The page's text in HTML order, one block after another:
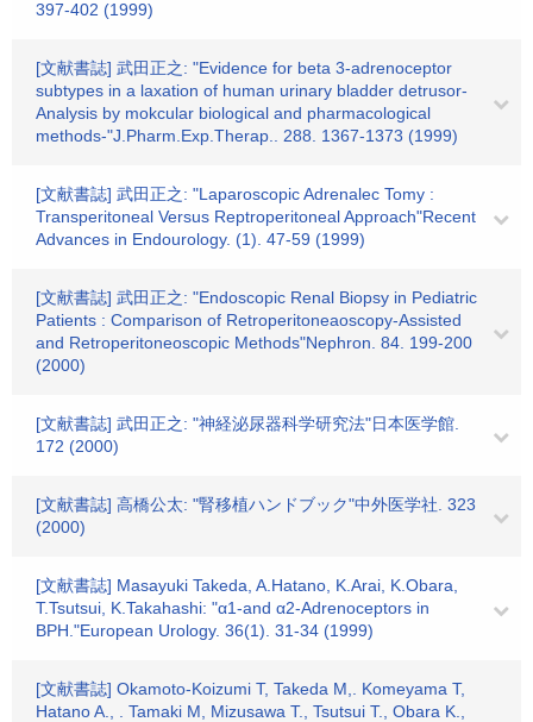
397-402 (1999)
[文献書誌] 武田正之: "Evidence for beta 3-adrenoceptor
subtypes in a laxation of human urinary bladder detrusor-
Analysis by mokcular biological and pharmacological
methods-"J.Pharm.Exp.Therap.. 288. 1367-1373 (1999)
[文献書誌] 武田正之: "Laparoscopic Adrenalec Tomy :
Transperitoneal Versus Reptroperitoneal Approach"Recent
Advances in Endourology. (1). 47-59 (1999)
[文献書誌] 武田正之: "Endoscopic Renal Biopsy in Pediatric
Patients : Comparison of Retroperitoneaoscopy-Assisted
and Retroperitoneoscopic Methods"Nephron. 84. 199-200
(2000)
[文献書誌] 武田正之: "神経泌尿器科学研究法"日本医学館.
172 (2000)
[文献書誌] 高橋公太: "腎移植ハンドブック"中外医学社. 323
(2000)
[文献書誌] Masayuki Takeda, A.Hatano, K.Arai, K.Obara,
T.Tsutsui, K.Takahashi: "α1-and α2-Adrenoceptors in
BPH."European Urology. 36(1). 31-34 (1999)
[文献書誌] Okamoto-Koizumi T, Takeda M,. Komeyama T,
Hatano A., . Tamaki M, Mizusawa T., Tsutsui T., Obara K.,